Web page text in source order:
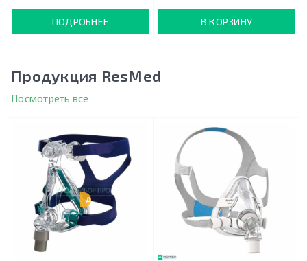
ПОДРОБНЕЕ В КОРЗИНУ
Продукция ResMed
Посмотреть все
ДЕТСКАЯ